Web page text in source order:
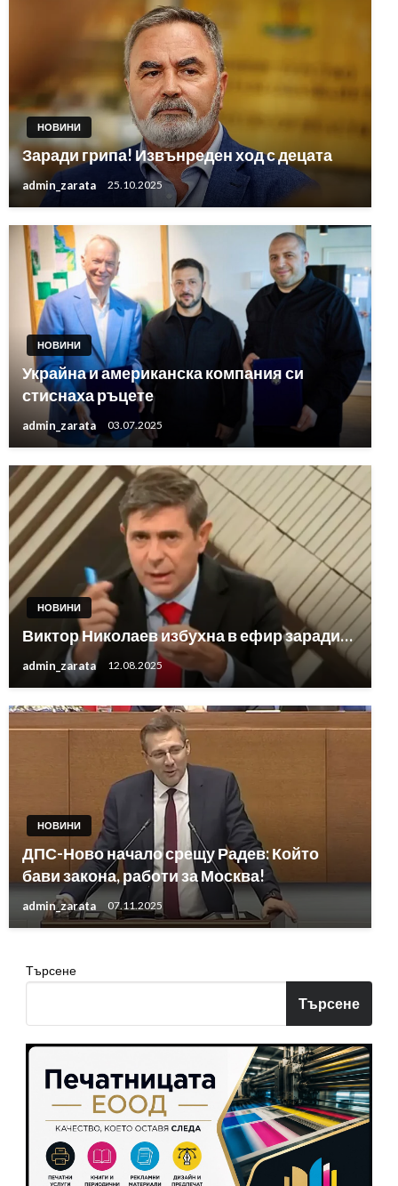
НОВИНИ
Заради грипа! Извънреден ход с децата
admin_zarata 25.10.2025
НОВИНИ
Украйна и американска компания си
стиснаха ръцете
admin_zarata 03.07.2025
НОВИНИ
Виктор Николаев избухна в ефир заради…
admin_zarata 12.08.2025
НОВИНИ
ДПС-Ново начало срещу Радев: Който
бави закона, работи за Москва!
admin_zarata 07.11.2025
Търсене
Търсене